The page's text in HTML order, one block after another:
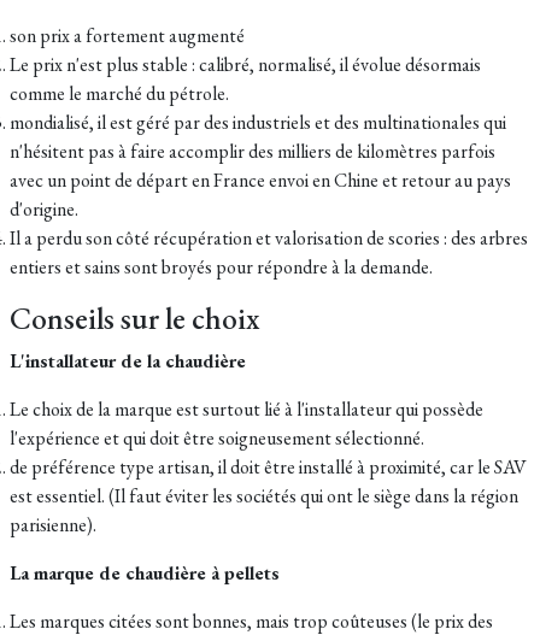
son prix a fortement augmenté
Le prix n'est plus stable : calibré, normalisé, il évolue désormais
comme le marché du pétrole.
mondialisé, il est géré par des industriels et des multinationales qui
n'hésitent pas à faire accomplir des milliers de kilomètres parfois
avec un point de départ en France envoi en Chine et retour au pays
d'origine.
Il a perdu son côté récupération et valorisation de scories : des arbres
entiers et sains sont broyés pour répondre à la demande.
Conseils sur le choix
L'installateur de la chaudière
Le choix de la marque est surtout lié à l'installateur qui possède
l'expérience et qui doit être soigneusement sélectionné.
de préférence type artisan, il doit être installé à proximité, car le SAV
est essentiel. (Il faut éviter les sociétés qui ont le siège dans la région
parisienne).
La marque de chaudière à pellets
Les marques citées sont bonnes, mais trop coûteuses (le prix des